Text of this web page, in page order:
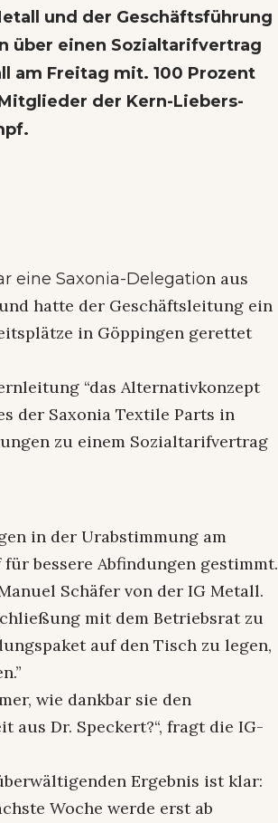
und der Geschäftsführung
über einen Sozialtarifvertrag
am Freitag mit. 100 Prozent
der Kern-Liebers-
eine Saxonia-Delegation aus
hatte der Geschäftsleitung ein
in Göppingen gerettet
“das Alternativkonzept
der Saxonia Textile Parts in
zu einem Sozialtarifvertrag
in der Urabstimmung am
bessere Abfindungen gestimmt.
Schäfer von der IG Metall.
mit dem Betriebsrat zu
auf den Tisch zu legen,
wie dankbar sie den
aus Dr. Speckert?“, fragt die IG-
Ergebnis ist klar:
Woche werde erst ab